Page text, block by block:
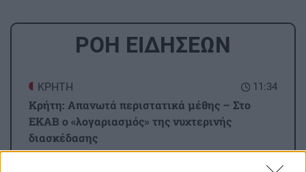
ΡΟΗ ΕΙΔΗΣΕΩΝ
11:34
ΚΡΗΤΗ
Κρήτη: Απανωτά περιστατικά μέθης – Στο
ΕΚΑΒ ο «λογαριασμός» της νυχτερινής
διασκέδασης